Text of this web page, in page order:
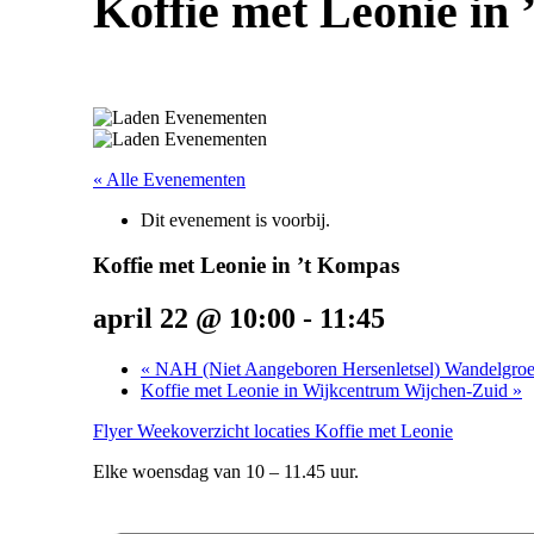
Koffie met Leonie in
« Alle Evenementen
Dit evenement is voorbij.
Koffie met Leonie in ’t Kompas
april 22 @ 10:00 - 11:45
« NAH (Niet Aangeboren Hersenletsel)
Koffie met Leonie in Wijkcentrum Wijchen-Zuid »
Flyer Weekoverzicht locaties Koffie met Leonie
Elke woensdag van 10 – 11.45 uur.